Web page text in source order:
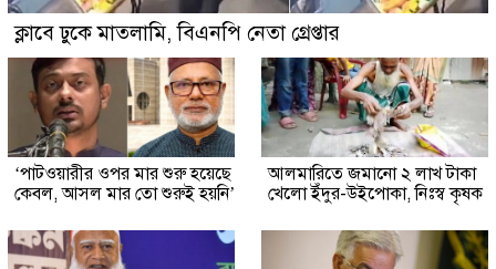
ক্লাবে ঢুকে মাতলামি, বিএনপি নেতা গ্রেপ্তার
‘পাটওয়ারীর ওপর মার শুরু হয়েছে
কেবল, আসল মার তো শুরুই হয়নি’
আলমারিতে জমানো ২ লাখ টাকা
খেলো ইঁদুর-উইপোকা, নিঃস্ব কৃষক